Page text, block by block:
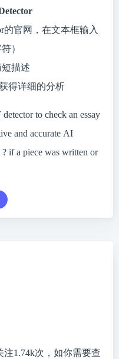
的官网，在文本框输入
）
描述
得详细的分析
to check an essay
and accurate AI
if a piece was written or
注1.74k次，如你需要查